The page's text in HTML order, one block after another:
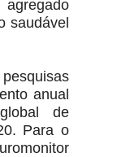
saudável
anual
de
Para o